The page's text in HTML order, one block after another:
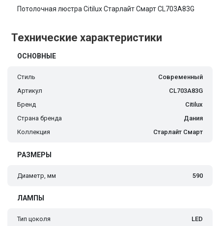
Потолочная люстра Citilux Старлайт Смарт CL703A83G
Технические характеристики
ОСНОВНЫЕ
Стиль
Современный
Артикул
CL703A83G
Бренд
Citilux
Страна бренда
Дания
Коллекция
Старлайт Смарт
РАЗМЕРЫ
Диаметр, мм 590
ЛАМПЫ
Тип цоколя
LED